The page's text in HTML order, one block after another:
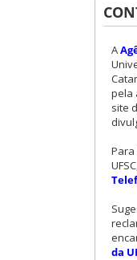
A
pela
site
da